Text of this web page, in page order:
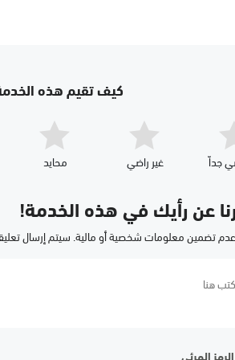
كيف تقيم هذه
جداّ غير راضي محايد
عن رأيك في هذه الخدمة!
تضمين معلومات شخصية أو مالية. سيتم إرسال